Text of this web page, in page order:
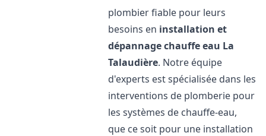
plombier fiable pour leurs
besoins en installation et
dépannage chauffe eau La
Talaudière. Notre équipe
d'experts est spécialisée dans les
interventions de plomberie pour
les systèmes de chauffe-eau,
que ce soit pour une installation